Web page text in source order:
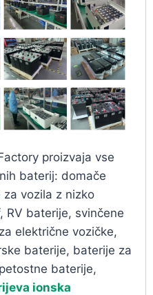
proizvaja vse
baterij: domače
vozila z nizko
RV baterije, svinčene
električne vozičke,
baterije, baterije za
baterije,
ionska